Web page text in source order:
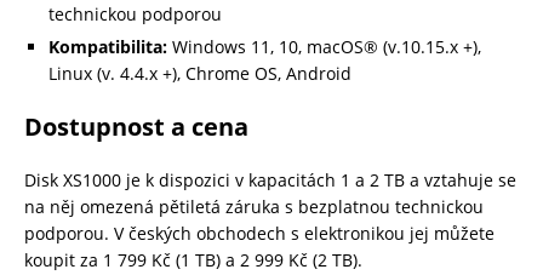
technickou podporou
Kompatibilita: Windows 11, 10, macOS® (v.10.15.x +),
Linux (v. 4.4.x +), Chrome OS, Android
Dostupnost a cena
Disk XS1000 je k dispozici v kapacitách 1 a 2 TB a vztahuje se
na něj omezená pětiletá záruka s bezplatnou technickou
podporou. V českých obchodech s elektronikou jej můžete
koupit za 1 799 Kč (1 TB) a 2 999 Kč (2 TB).